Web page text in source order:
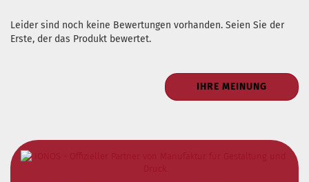
Leider sind noch keine Bewertungen vorhanden. Seien Sie der
Erste, der das Produkt bewertet.
IHRE MEINUNG